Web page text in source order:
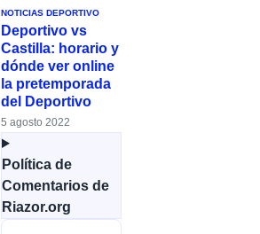
NOTICIAS DEPORTIVO
Deportivo vs
Castilla: horario y
dónde ver online
la pretemporada
del Deportivo
5 agosto 2022
Política de
Comentarios de
Riazor.org